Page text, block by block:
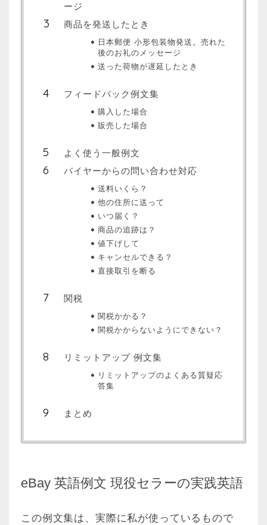
ージ
商品を発送したとき
日本郵便 小形包装物発送。売れた
後のお礼のメッセージ
送った荷物が遅延したとき
フィードバック例文集
購入した場合
販売した場合
よく使う一般例文
バイヤーからの問い合わせ対応
送料いくら？
他の住所に送って
いつ届く？
商品の追跡は？
値下げして
キャンセルできる？
直接取引を断る
関税
関税かかる？
関税かからないようにできない？
リミットアップ 例文集
リミットアップのよくある質疑応
答集
まとめ
eBay 英語例文 現役セラーの実践英語
この例文集は、実際に私が使っているもので